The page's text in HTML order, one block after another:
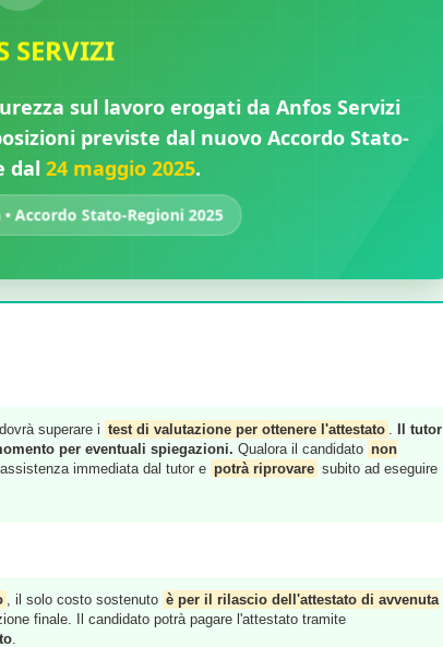
SERVIZI
sul lavoro erogati da Anfos Servizi
previste dal nuovo Accordo Stato-
dal 24 maggio 2025.
Accordo Stato-Regioni 2025
superare i test di valutazione per ottenere l'attestato .
Il tutor
per eventuali spiegazioni. Qualora il candidato non
immediata dal tutor e potrà riprovare subito ad eseguire
, il solo costo sostenuto è per il rilascio dell'attestato di avvenuta
finale. Il candidato potrà pagare l'attestato tramite
.